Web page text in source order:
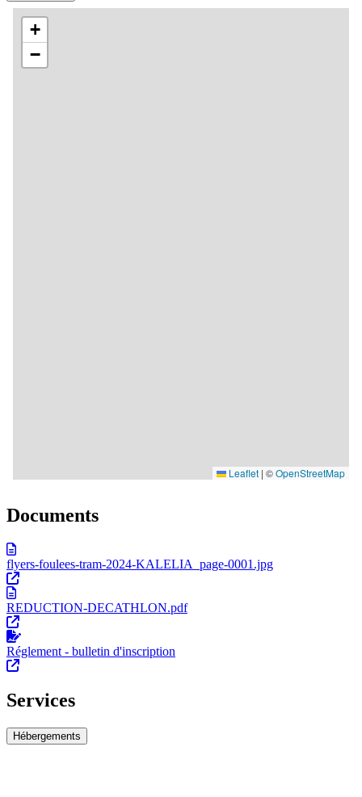
Documents
flyers-foulees-tram-2024-KALELIA_page-0001.jpg
REDUCTION-DECATHLON.pdf
Réglement - bulletin d'inscription
Services
Hébergements